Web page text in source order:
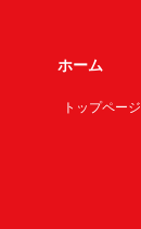
ホーム
トップページ